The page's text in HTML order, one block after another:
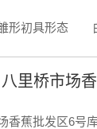
初具形态 白
里桥市场
蕉批发区6号库